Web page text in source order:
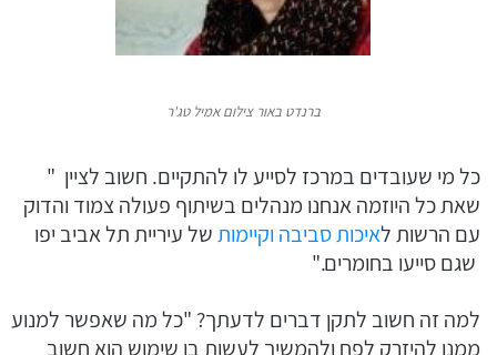
ברנדט באור צילום אמיל טג'ר
כל מי שעובדים במרכז לסייע לו להתקיים. חשוב לציין "
שאת כל היוזמה אנחנו מנהלים בשיתוף פעולה צמוד והדוק
עם הרשות לאיכות סביבה וקיימותשל עיריית תל אביב יפו
שגם סייעו בחומרים."
למה זה חשוב לתקן דברים לדעתך? "כל מה שאפשר למנוע
ממנו להיזרק לפח ולהמשיך לעשות בו שימוש הוא חשוב